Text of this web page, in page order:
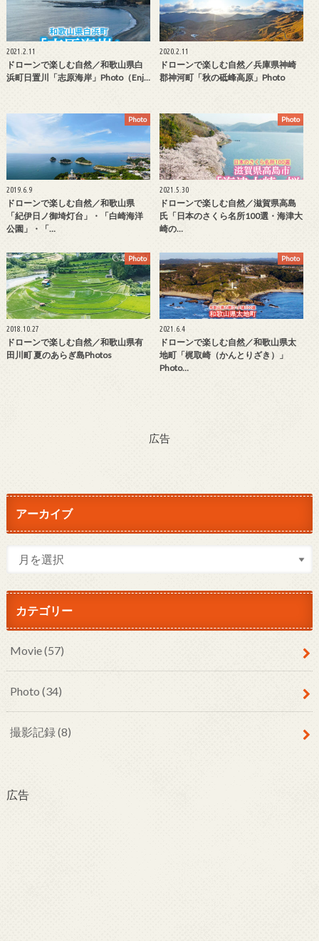
2021.2.11
ドローンで楽しむ自然／和歌山県白
浜町日置川「志原海岸」Photo（Enj…
2020.2.11
ドローンで楽しむ自然／兵庫県神崎
郡神河町「秋の砥峰高原」Photo
Photo
2019.6.9
ドローンで楽しむ自然／和歌山県
「紀伊日ノ御埼灯台」・「白崎海洋
公園」・「…
Photo
2021.5.30
ドローンで楽しむ自然／滋賀県高島
氏「日本のさくら名所100選・海津大
崎の…
Photo
2018.10.27
ドローンで楽しむ自然／和歌山県有
田川町 夏のあらぎ島Photos
Photo
2021.6.4
ドローンで楽しむ自然／和歌山県太
地町「梶取崎（かんとりざき）」
Photo…
広告
アーカイブ
カテゴリー
Movie(57)
Photo (34)
撮影記録(8)
広告